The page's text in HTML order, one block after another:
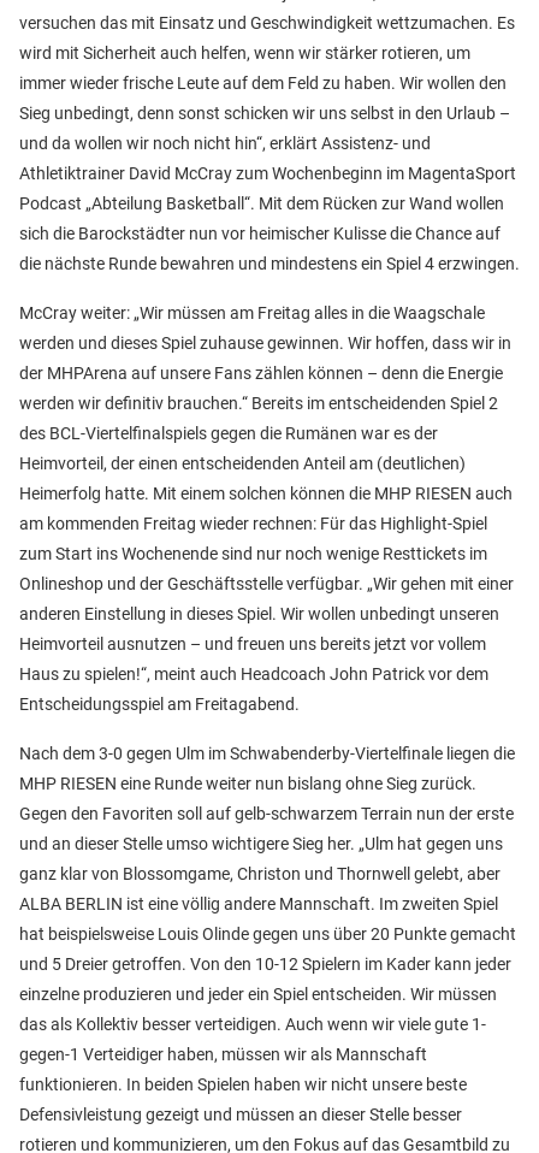
versuchen das mit Einsatz und Geschwindigkeit wettzumachen. Es
wird mit Sicherheit auch helfen, wenn wir stärker rotieren, um
immer wieder frische Leute auf dem Feld zu haben. Wir wollen den
Sieg unbedingt, denn sonst schicken wir uns selbst in den Urlaub –
und da wollen wir noch nicht hin“, erklärt Assistenz- und
Athletiktrainer David McCray zum Wochenbeginn im MagentaSport
Podcast „Abteilung Basketball“. Mit dem Rücken zur Wand wollen
sich die Barockstädter nun vor heimischer Kulisse die Chance auf
die nächste Runde bewahren und mindestens ein Spiel 4 erzwingen.
McCray weiter: „Wir müssen am Freitag alles in die Waagschale
werden und dieses Spiel zuhause gewinnen. Wir hoffen, dass wir in
der MHPArena auf unsere Fans zählen können – denn die Energie
werden wir definitiv brauchen.“ Bereits im entscheidenden Spiel 2
des BCL-Viertelfinalspiels gegen die Rumänen war es der
Heimvorteil, der einen entscheidenden Anteil am (deutlichen)
Heimerfolg hatte. Mit einem solchen können die MHP RIESEN auch
am kommenden Freitag wieder rechnen: Für das Highlight-Spiel
zum Start ins Wochenende sind nur noch wenige Resttickets im
Onlineshop und der Geschäftsstelle verfügbar. „Wir gehen mit einer
anderen Einstellung in dieses Spiel. Wir wollen unbedingt unseren
Heimvorteil ausnutzen – und freuen uns bereits jetzt vor vollem
Haus zu spielen!“, meint auch Headcoach John Patrick vor dem
Entscheidungsspiel am Freitagabend.
Nach dem 3-0 gegen Ulm im Schwabenderby-Viertelfinale liegen die
MHP RIESEN eine Runde weiter nun bislang ohne Sieg zurück.
Gegen den Favoriten soll auf gelb-schwarzem Terrain nun der erste
und an dieser Stelle umso wichtigere Sieg her. „Ulm hat gegen uns
ganz klar von Blossomgame, Christon und Thornwell gelebt, aber
ALBA BERLIN ist eine völlig andere Mannschaft. Im zweiten Spiel
hat beispielsweise Louis Olinde gegen uns über 20 Punkte gemacht
und 5 Dreier getroffen. Von den 10-12 Spielern im Kader kann jeder
einzelne produzieren und jeder ein Spiel entscheiden. Wir müssen
das als Kollektiv besser verteidigen. Auch wenn wir viele gute 1-
gegen-1 Verteidiger haben, müssen wir als Mannschaft
funktionieren. In beiden Spielen haben wir nicht unsere beste
Defensivleistung gezeigt und müssen an dieser Stelle besser
rotieren und kommunizieren, um den Fokus auf das Gesamtbild zu